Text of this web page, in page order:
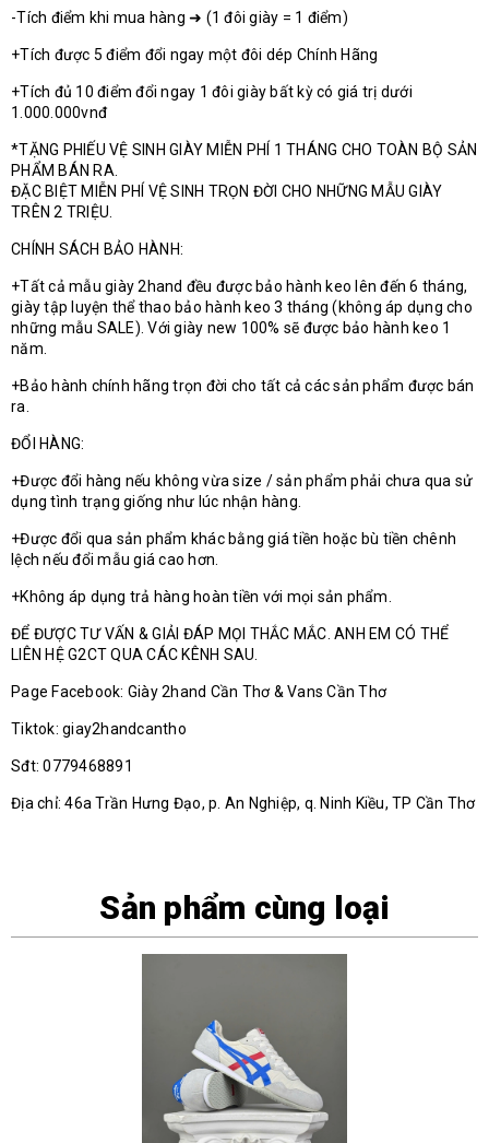
-Tích điểm khi mua hàng ➜ (1 đôi giày = 1 điểm)
+Tích được 5 điểm đổi ngay một đôi dép Chính Hãng
+Tích đủ 10 điểm đổi ngay 1 đôi giày bất kỳ có giá trị dưới
1.000.000vnđ
*TẶNG PHIẾU VỆ SINH GIÀY MIỄN PHÍ 1 THÁNG CHO TOÀN BỘ SẢN
PHẨM BÁN RA.
ĐẶC BIỆT MIỄN PHÍ VỆ SINH TRỌN ĐỜI CHO NHỮNG MẪU GIÀY
TRÊN 2 TRIỆU.
CHÍNH SÁCH BẢO HÀNH:
+Tất cả mẫu giày 2hand đều được bảo hành keo lên đến 6 tháng,
giày tập luyện thể thao bảo hành keo 3 tháng (không áp dụng cho
những mẫu SALE). Với giày new 100% sẽ được bảo hành keo 1
năm.
+Bảo hành chính hãng trọn đời cho tất cả các sản phẩm được bán
ra.
ĐỔI HÀNG:
+Được đổi hàng nếu không vừa size / sản phẩm phải chưa qua sử
dụng tình trạng giống như lúc nhận hàng.
+Được đổi qua sản phẩm khác bằng giá tiền hoặc bù tiền chênh
lệch nếu đổi mẫu giá cao hơn.
+Không áp dụng trả hàng hoàn tiền với mọi sản phẩm.
ĐỂ ĐƯỢC TƯ VẤN & GIẢI ĐÁP MỌI THẮC MẮC. ANH EM CÓ THỂ
LIÊN HỆ G2CT QUA CÁC KÊNH SAU.
Page Facebook: Giày 2hand Cần Thơ & Vans Cần Thơ
Tiktok: giay2handcantho
Sđt: 0779468891
Địa chỉ: 46a Trần Hưng Đạo, p. An Nghiệp, q. Ninh Kiều, TP Cần Thơ
Sản phẩm cùng loại